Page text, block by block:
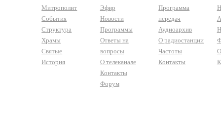
Митрополит
События
Структура
Храмы
Святые
История
Эфир
Новости
Программы
Ответы на
вопросы
О телеканале
Контакты
Форум
Программа
передач
Аудиоархив
О радиостанции
Частоты
Контакты